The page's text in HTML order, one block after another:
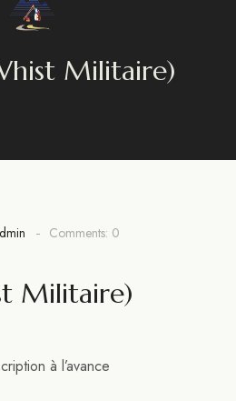
Militaire)
Comments: 0
Militaire)
à l’avance